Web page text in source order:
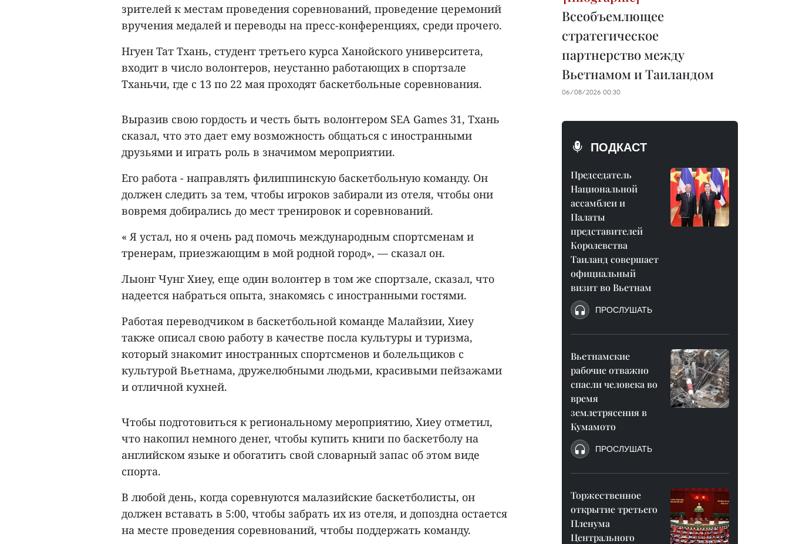
зрителей к местам проведения соревнований, проведение церемоний
вручения медалей и переводы на пресс-конференциях, среди прочего.
Нгуен Тат Тхань, студент третьего курса Ханойского университета,
входит в число волонтеров, неустанно работающих в спортзале
Тханьчи, где с 13 по 22 мая проходят баскетбольные соревнования.
Выразив свою гордость и честь быть волонтером SEA Games 31, Тхань
сказал, что это дает ему возможность общаться с иностранными
друзьями и играть роль в значимом мероприятии.
Его работа - направлять филиппинскую баскетбольную команду. Он
должен следить за тем, чтобы игроков забирали из отеля, чтобы они
вовремя добирались до мест тренировок и соревнований.
« Я устал, но я очень рад помочь международным спортсменам и
тренерам, приезжающим в мой родной город», — сказал он.
Лыонг Чунг Хиеу, еще один волонтер в том же спортзале, сказал, что
надеется набраться опыта, знакомясь с иностранными гостями.
Работая переводчиком в баскетбольной команде Малайзии, Хиеу
также описал свою работу в качестве посла культуры и туризма,
который знакомит иностранных спортсменов и болельщиков с
культурой Вьетнама, дружелюбными людьми, красивыми пейзажами
и отличной кухней.
Чтобы подготовиться к региональному мероприятию, Хиеу отметил,
что накопил немного денег, чтобы купить книги по баскетболу на
английском языке и обогатить свой словарный запас об этом виде
спорта.
В любой день, когда соревнуются малазийские баскетболисты, он
должен вставать в 5:00, чтобы забрать их из отеля, и допоздна остается
на месте проведения соревнований, чтобы поддержать команду.
Всеобъемлющее
стратегическое
партнерство между
Вьетнамом и Таиландом
06/08/2026 00:30
ПОДКАСТ
Председатель
Национальной
ассамблеи и
Палаты
представителей
Королевства
Таиланд совершает
официальный
визит во Вьетнам
ПРОСЛУШАТЬ
Вьетнамские
рабочие отважно
спасли человека во
время
землетрясения в
Кумамото
ПРОСЛУШАТЬ
Торжественное
открытие третьего
Пленума
Центрального